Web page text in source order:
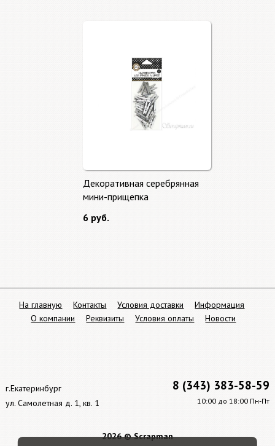
Декоративная серебрянная
мини-прищепка
6 руб.
8 (343) 383-58-59
10:00 до 18:00 Пн-Пт
г.Екатеринбург
ул. Самолетная д. 1, кв. 1
2026 © Scrapman
На главную Контакты Условия доставки
Информация
О компании
Реквизиты Условия оплаты Новости